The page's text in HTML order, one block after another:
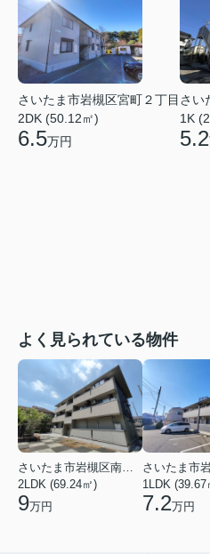
さいたま市岩槻区宮町２丁目
2DK (50.12㎡)
6.5万円
さい
1K
5.2
よく見られている物件
2LDK (69.24㎡)
9万円
1LDK (39.67
7.2万円